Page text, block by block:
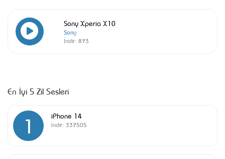
Sony Xperia X10
Sony
İndir: 873
En İyi 5 Zil Sesleri
1 iPhone 14
İndir: 337505